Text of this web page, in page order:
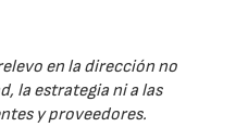
en la dirección no
la estrategia ni a las
y proveedores.